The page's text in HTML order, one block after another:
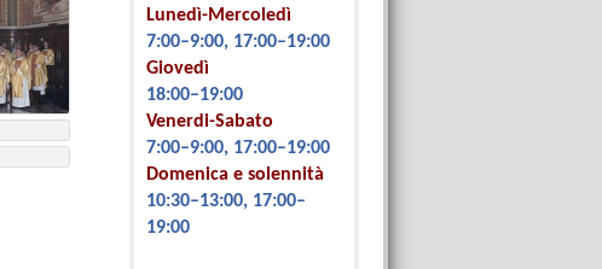
Lunedì-Mercoledì
7:00–9:00, 17:00–19:00
Giovedì
18:00–19:00
Venerdi-Sabato
7:00–9:00, 17:00–19:00
Domenica e solennità
10:30–13:00, 17:00–
19:00